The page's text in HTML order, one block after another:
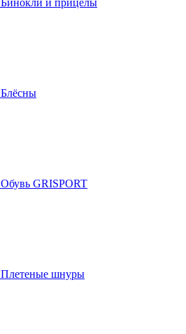
Бинокли и прицелы
Блёсны
Обувь GRISPORT
Плетеные шнуры